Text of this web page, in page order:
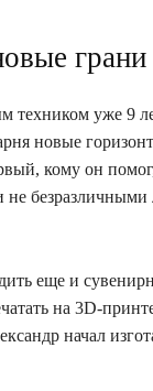
техником уже 9
новые
кому он
не
еще и
на 3D-
начал